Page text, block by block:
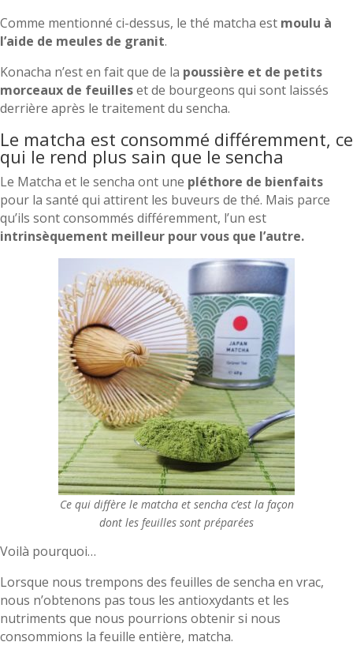
Comme mentionné ci-dessus, le thé matcha est moulu à
l’aide de meules de granit.
Konacha n’est en fait que de la poussière et de petits
morceaux de feuilleset de bourgeons qui sont laissés
derrière après le traitement du sencha.
Le matcha est consommé différemment, ce
qui le rend plus sain que le sencha
Le Matcha et le sencha ont une pléthore de bienfaits
pour la santé qui attirent les buveurs de thé. Mais parce
qu’ils sont consommés différemment, l’un est
intrinsèquement meilleur pour vous que l’autre.
Ce qui diffère le matcha et sencha c’est la façon
dont les feuilles sont préparées
Voilà pourquoi…
Lorsque nous trempons des feuilles de sencha en vrac,
nous n’obtenons pas tous les antioxydants et les
nutriments que nous pourrions obtenir si nous
consommions la feuille entière, matcha.